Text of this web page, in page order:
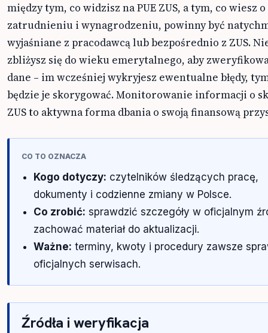
między tym, co widzisz na PUE ZUS, a tym, co wiesz
zatrudnieniu i wynagrodzeniu, powinny być
wyjaśniane z pracodawcą lub bezpośrednio z ZUS.
zbliżysz się do wieku emerytalnego, aby
dane – im wcześniej wykryjesz ewentualne błędy,
będzie je skorygować. Monitorowanie informacji o
ZUS to aktywna forma dbania o swoją finansową
CO TO OZNACZA
Kogo dotyczy: czytelników śledzących pracę,
dokumenty i codzienne zmiany w Polsce.
Co zrobić: sprawdzić szczegóły w oficjalnym
zachować materiał do aktualizacji.
Ważne: terminy, kwoty i procedury zawsze
oficjalnych serwisach.
Źródła i weryfikacja